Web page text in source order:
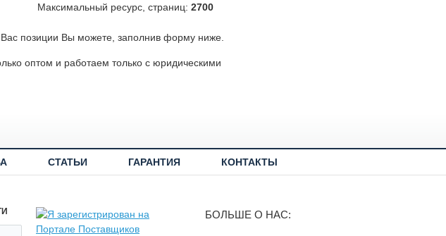
Максимальный ресурс, страниц: 2700
позиции Вы можете, заполнив форму ниже.
оптом и работаем только с юридическими
СТАТЬИ ГАРАНТИЯ КОНТАКТЫ
БОЛЬШЕ О НАС: